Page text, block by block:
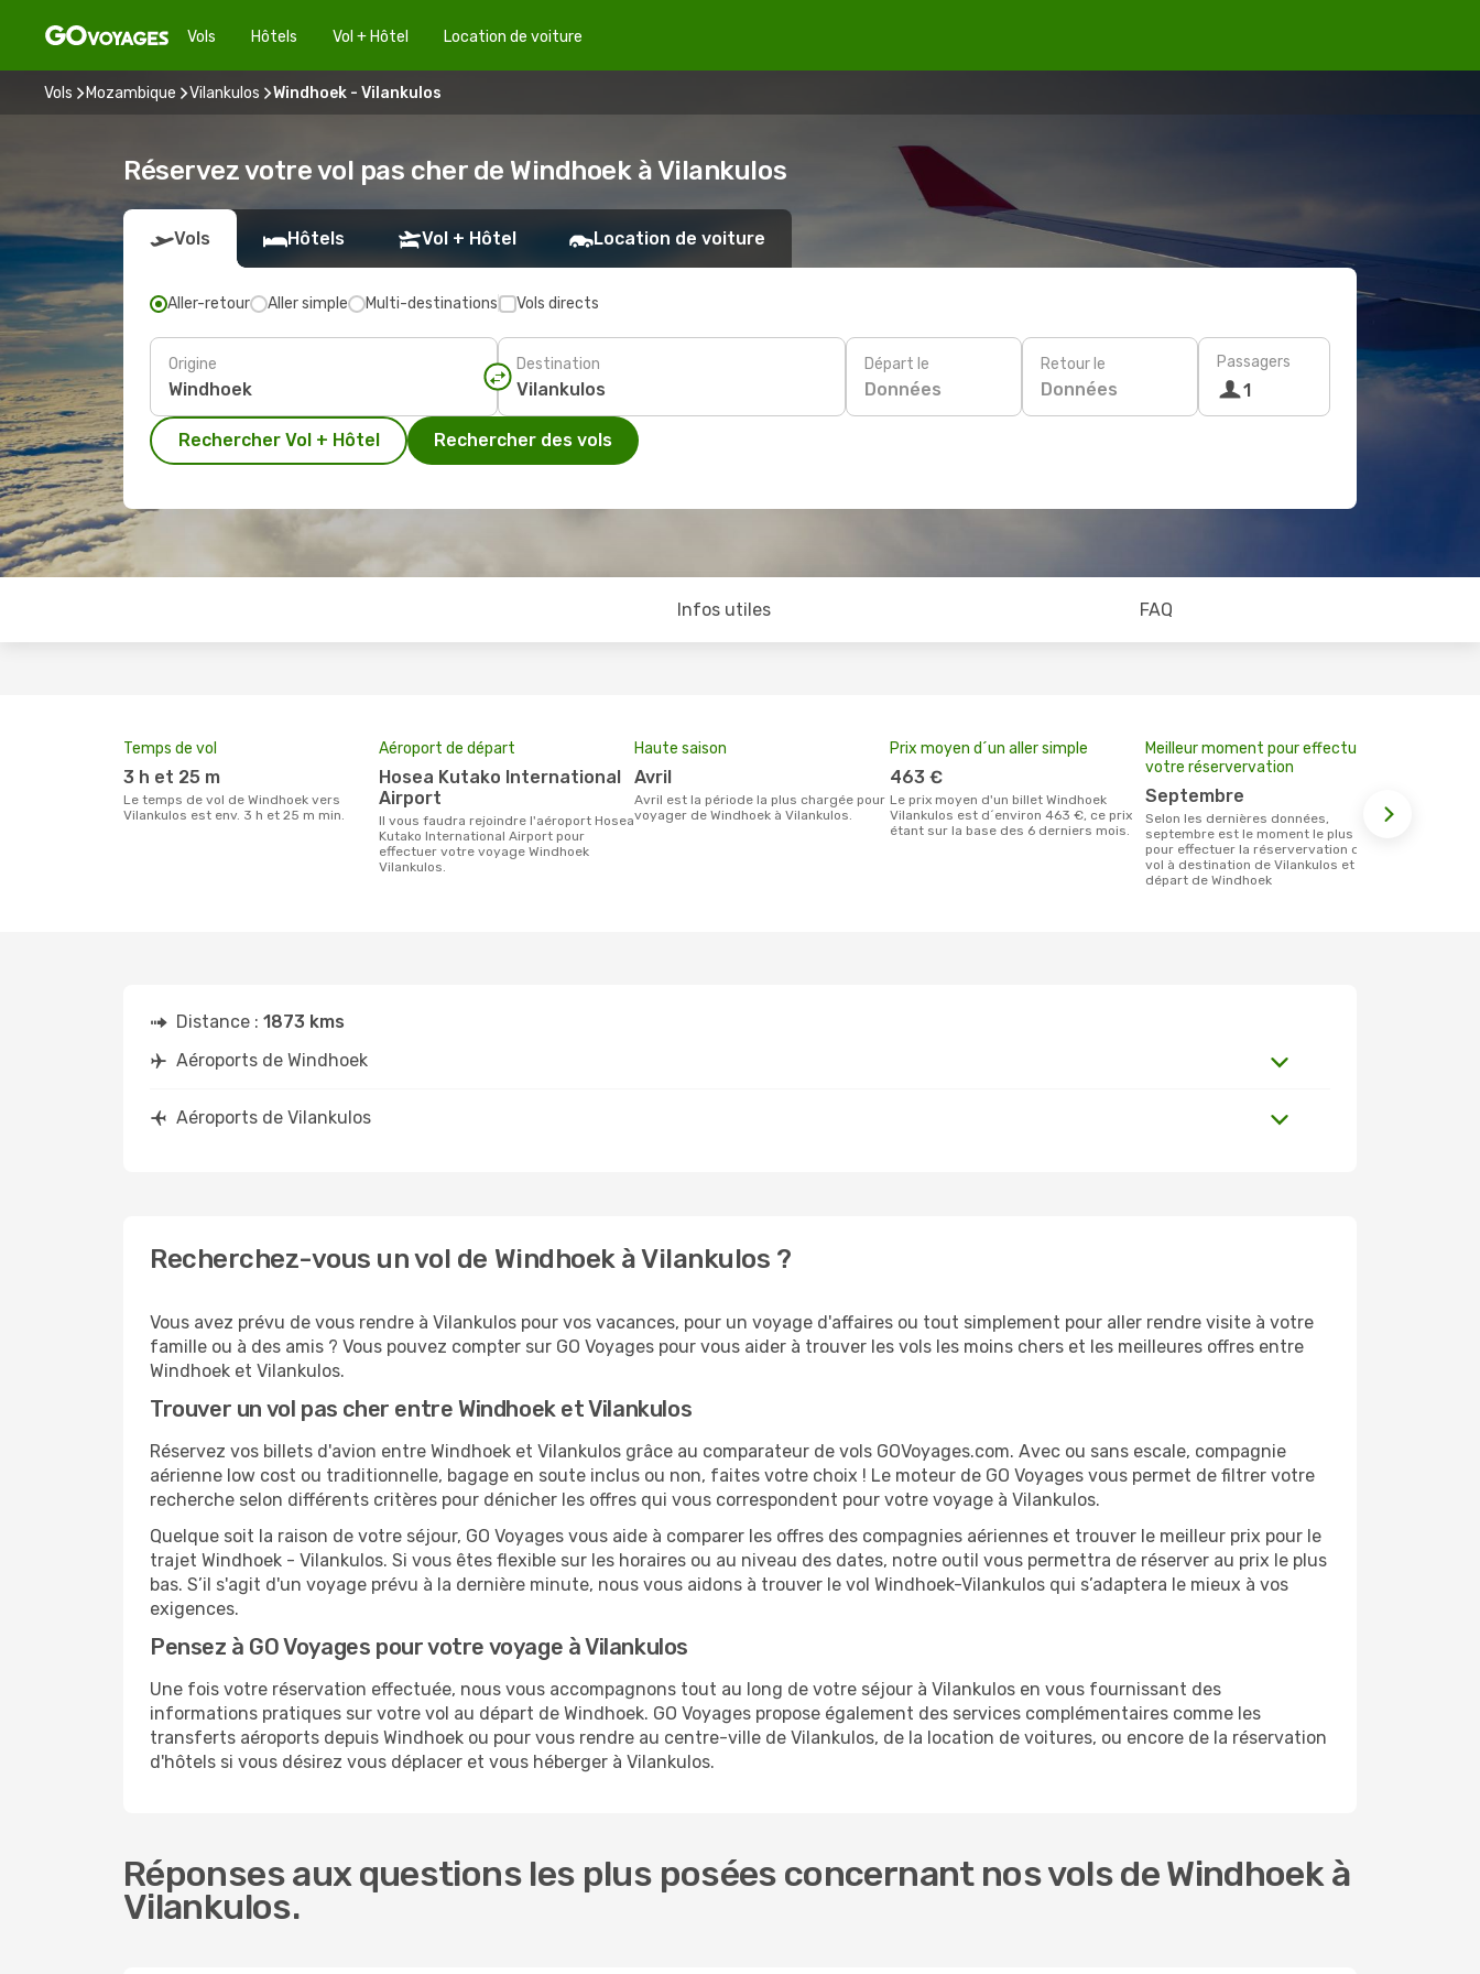
Vols Hôtels Vol + Hôtel Location de voiture
Vols Mozambique Vilankulos Windhoek - Vilankulos
Réservez votre vol pas cher de Windhoek à Vilankulos
Vols Hôtels Vol + Hôtel Location de voiture
Aller-retour Aller simple Multi-destinations Vols directs
Origine Destination Départ le
Données
Retour le
Données
Passagers
1
Rechercher Vol + Hôtel Rechercher des vols
Infos utiles FAQ
Temps de vol
3 h et 25 m
Le temps de vol de Windhoek vers
Vilankulos est env. 3 h et 25 m min.
Aéroport de départ
Hosea Kutako International
Airport
Il vous faudra rejoindre l'aéroport Hosea
Kutako International Airport pour
effectuer votre voyage Windhoek
Vilankulos.
Haute saison
avril
avril est la période la plus chargée pour
voyager de Windhoek à Vilankulos.
Prix moyen d´un aller simple
463 €
Le prix moyen d'un billet Windhoek
Vilankulos est d´environ 463 €, ce prix
étant sur la base des 6 derniers mois.
Meilleur moment pour effectuer
votre réservervation
septembre
Selon les dernières données,
septembre est le moment le plus usité
pour effectuer la réservervation d´un
vol à destination de Vilankulos et au
départ de Windhoek
Distance : 1873 kms
Aéroports de Windhoek
Aéroports de Vilankulos
Recherchez-vous un vol de Windhoek à Vilankulos ?
Vous avez prévu de vous rendre à Vilankulos pour vos vacances, pour un voyage d'affaires ou tout simplement pour aller rendre visite à votre
famille ou à des amis ? Vous pouvez compter sur GO Voyages pour vous aider à trouver les vols les moins chers et les meilleures offres entre
Windhoek et Vilankulos.
Trouver un vol pas cher entre Windhoek et Vilankulos
Réservez vos billets d'avion entre Windhoek et Vilankulos grâce au comparateur de vols GOVoyages.com. Avec ou sans escale, compagnie
aérienne low cost ou traditionnelle, bagage en soute inclus ou non, faites votre choix ! Le moteur de GO Voyages vous permet de filtrer votre
recherche selon différents critères pour dénicher les offres qui vous correspondent pour votre voyage à Vilankulos.
Quelque soit la raison de votre séjour, GO Voyages vous aide à comparer les offres des compagnies aériennes et trouver le meilleur prix pour le
trajet Windhoek - Vilankulos. Si vous êtes flexible sur les horaires ou au niveau des dates, notre outil vous permettra de réserver au prix le plus
bas. S’il s'agit d'un voyage prévu à la dernière minute, nous vous aidons à trouver le vol Windhoek-Vilankulos qui s’adaptera le mieux à vos
exigences.
Pensez à GO Voyages pour votre voyage à Vilankulos
Une fois votre réservation effectuée, nous vous accompagnons tout au long de votre séjour à Vilankulos en vous fournissant des
informations pratiques sur votre vol au départ de Windhoek. GO Voyages propose également des services complémentaires comme les
transferts aéroports depuis Windhoek ou pour vous rendre au centre-ville de Vilankulos, de la location de voitures, ou encore de la réservation
d'hôtels si vous désirez vous déplacer et vous héberger à Vilankulos.
Réponses aux questions les plus posées concernant nos vols de Windhoek à
Vilankulos.